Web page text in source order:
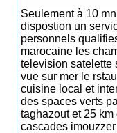
Seulement à 10
dispostion un
personnels
marocaine les
television satelette
vue sur mer le
cuisine local et
des spaces verts
taghazout et 25
cascades imouzzer